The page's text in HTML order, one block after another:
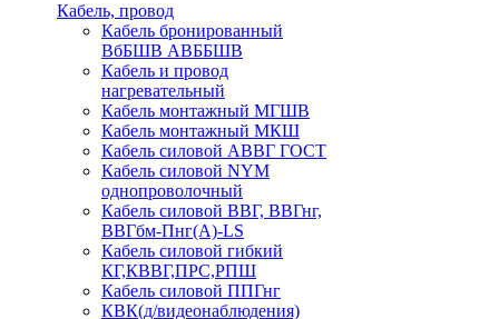
Кабель, провод
Кабель бронированный
ВбБШВ АВББШВ
Кабель и провод
нагревательный
Кабель монтажный МГШВ
Кабель монтажный МКШ
Кабель силовой АВВГ ГОСТ
Кабель силовой NYM
однопроволочный
Кабель силовой ВВГ, ВВГнг,
ВВГбм-Пнг(А)-LS
Кабель силовой гибкий
КГ,КВВГ,ПРС,РПШ
Кабель силовой ППГнг
КВК(д/видеонаблюдения)